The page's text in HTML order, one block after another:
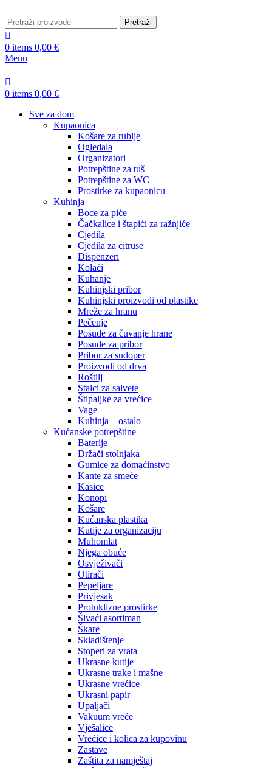
Pretraži
0 items 0,00 €
Menu
0 items 0,00 €
Sve za dom
Kupaonica
Košare za rublje
Ogledala
Organizatori
Potrepštine za tuš
Potrepštine za WC
Prostirke za kupaonicu
Kuhinja
Boce za piće
Čačkalice i štapići za ražnjiće
Cjedila
Cjedila za citruse
Dispenzeri
Kolači
Kuhanje
Kuhinjski pribor
Kuhinjski proizvodi od plastike
Mreže za hranu
Pečenje
Posude za čuvanje hrane
Posude za pribor
Pribor za sudoper
Proizvodi od drva
Roštilj
Stalci za salvete
Štipaljke za vrećice
Vage
Kuhinja – ostalo
Kućanske potrepštine
Baterije
Držači stolnjaka
Gumice za domaćinstvo
Kante za smeće
Kasice
Konopi
Košare
Kućanska plastika
Kutije za organizaciju
Muhomlat
Njega obuće
Osvježivači
Otirači
Pepeljare
Privjesak
Protuklizne prostirke
Šivaći asortiman
Škare
Skladištenje
Stoperi za vrata
Ukrasne kutije
Ukrasne trake i mašne
Ukrasne vrećice
Ukrasni papir
Upaljači
Vakuum vreće
Vješalice
Vrećice i kolica za kupovinu
Zastave
Zaštita za namještaj